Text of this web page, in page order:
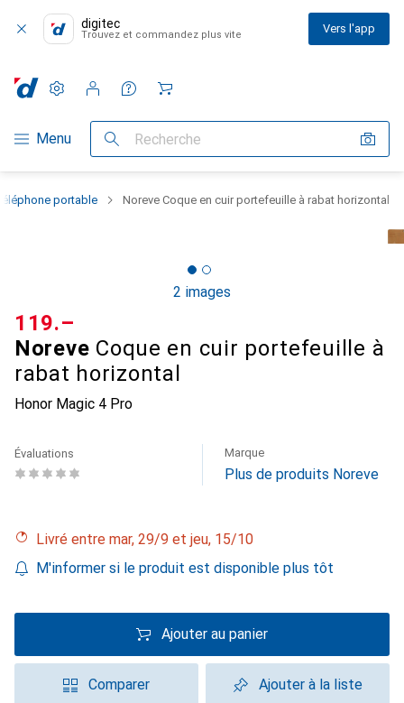
digitec
Trouvez et commandez plus vite Vers l'app
Navigation par catégorie
Menu Recherche
Paramètres
Compte client
Listes de comparaison
Listes d'envies
Panier
portable Noreve Coque en cuir portefeuille à rabat horizontal
2 images
Noreve Coque en cuir portefeuille à
rabat horizontal
Honor Magic 4 Pro
CHF
119.–
Évaluations Marque
Plus de produits Noreve
Livré entre mar, 29/9 et jeu, 15/10
M'informer si le produit est disponible plus tôt
Ajouter au panier
Comparer Ajouter à la liste